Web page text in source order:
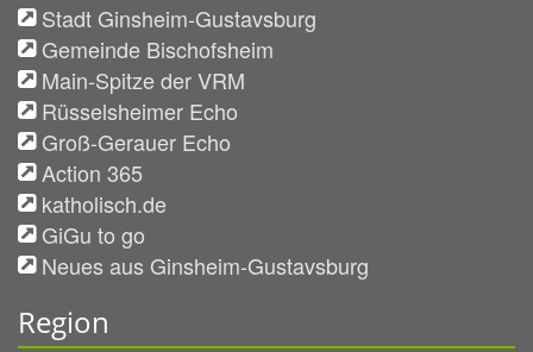
Stadt Ginsheim-Gustavsburg
Gemeinde Bischofsheim
Main-Spitze der VRM
Rüsselsheimer Echo
Groß-Gerauer Echo
Action 365
katholisch.de
GiGu to go
Neues aus Ginsheim-Gustavsburg
Region